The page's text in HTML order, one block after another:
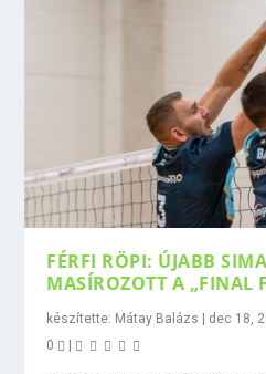
FÉRFI RÖPI: ÚJABB
MASÍROZOTT A „FINAL
készítette: Mátay Balázs | dec 18,
0
|